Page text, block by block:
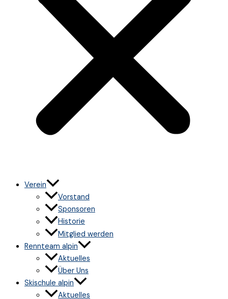
Verein
Vorstand
Sponsoren
Historie
Mitglied werden
Rennteam alpin
Aktuelles
Über Uns
Skischule alpin
Aktuelles